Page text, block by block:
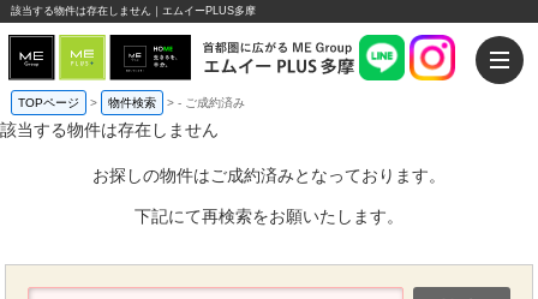
該当する物件は存在しません｜エムイーPLUS多摩
TOPページ > 物件検索 >- ご成約済み
該当する物件は存在しません
お探しの物件はご成約済みとなっております。
下記にて再検索をお願いたします。